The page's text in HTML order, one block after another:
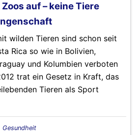
auf – keine Tiere
wilden Tieren sind schon seit
Rica so wie in Bolivien,
und Kolumbien verboten
trat ein Gesetz in Kraft, das
Tieren als Sport
Gesundheit